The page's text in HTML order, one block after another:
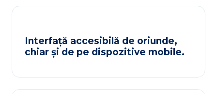
Interfață accesibilă de oriunde,
chiar și de pe dispozitive mobile.